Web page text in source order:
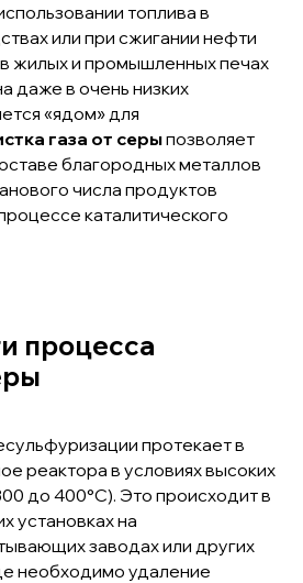
топлива в
или при сжигании нефти
жилых и промышленных печах
даже в очень низких
«ядом» для
газа от серыпозволяет
благородных металлов
числа продуктов
каталитического
процесса
протекает в
реактора в условиях высоких
до 400°С). Это происходит в
установках на
заводах или других
необходимо удаление